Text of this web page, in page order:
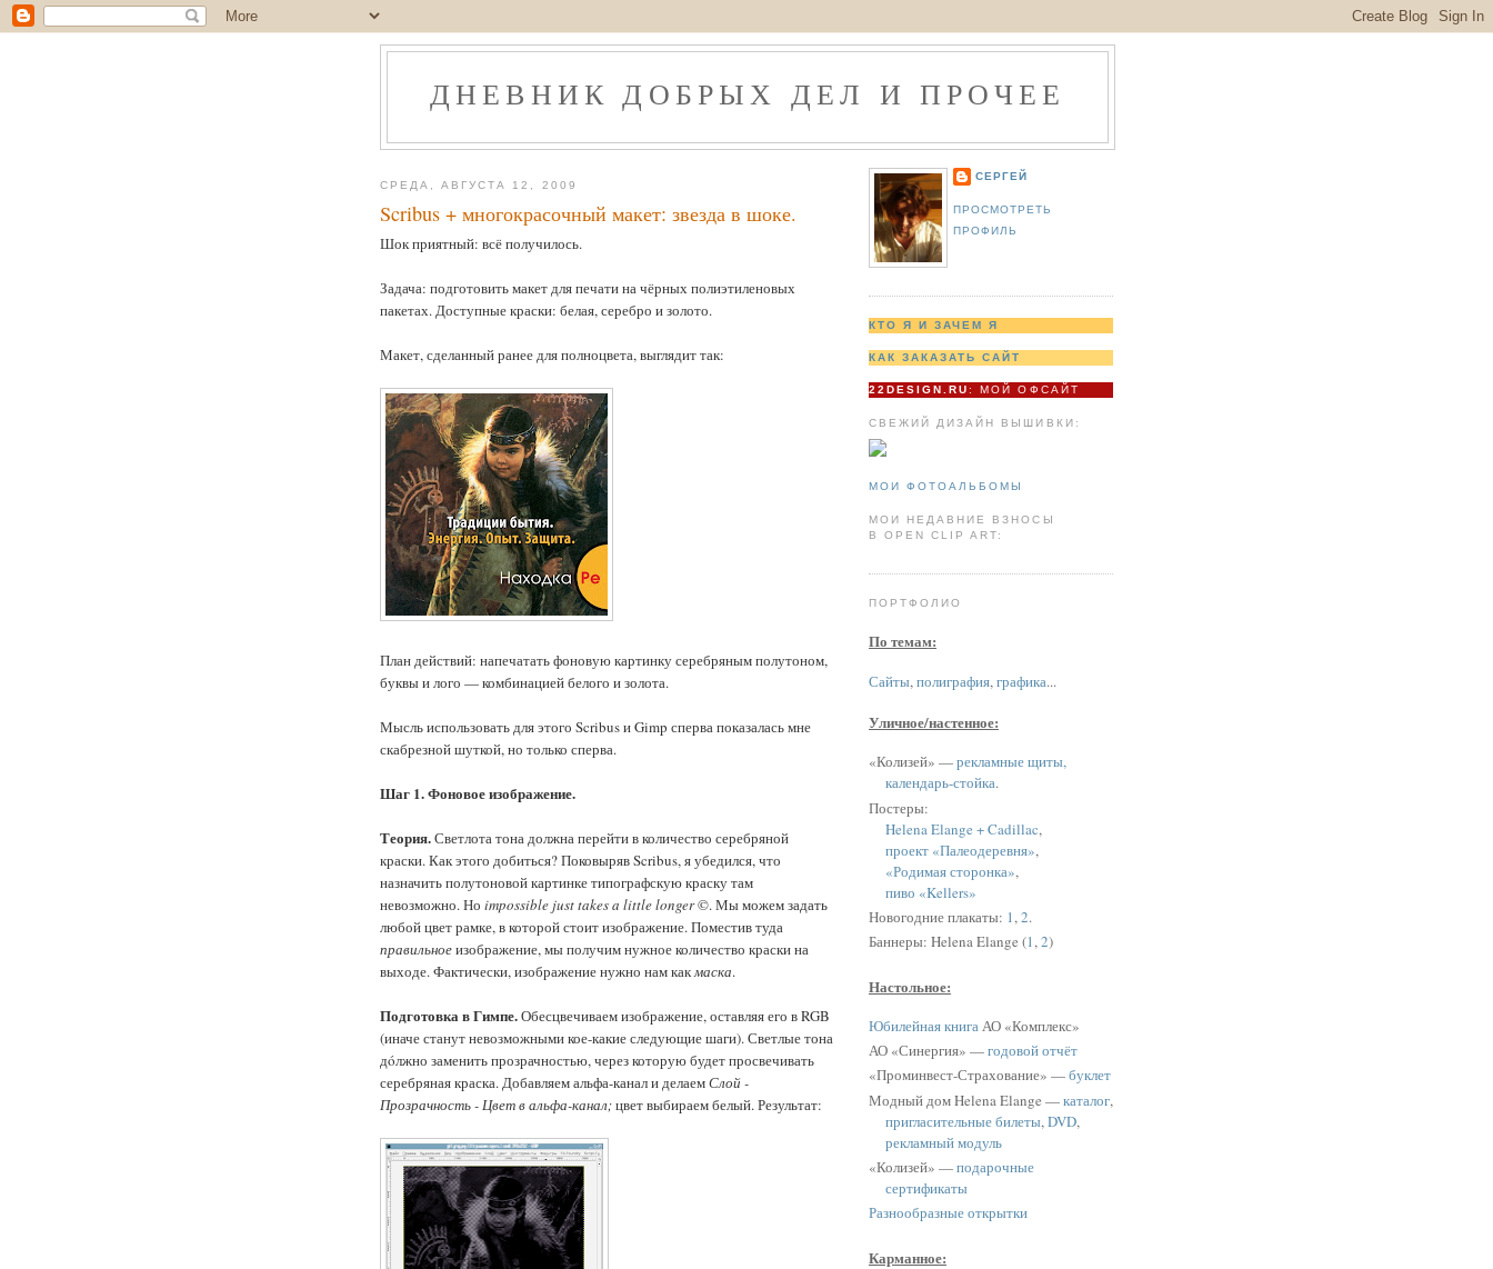
ДНЕВНИК ДОБРЫХ ДЕЛ И ПРОЧЕЕ
СРЕДА, АВГУСТА 12, 2009
Scribus + многокрасочный макет: звезда в шоке.
Шок приятный: всё получилось.
Задача: подготовить макет для печати на чёрных полиэтиленовых
пакетах. Доступные краски: белая, серебро и золото.
Макет, сделанный ранее для полноцвета, выглядит так:
План действий: напечатать фоновую картинку серебряным полутоном,
буквы и лого — комбинацией белого и золота.
Мысль использовать для этого Scribus и Gimp сперва показалась мне
скабрезной шуткой, но только сперва.
Шаг 1. Фоновое изображение.
Теория.Светлота тона должна перейти в количество серебряной
краски. Как этого добиться? Поковыряв Scribus, я убедился, что
назначить полутоновой картинке типографскую краску там
невозможно. Но impossible just takes a little longer©. Мы можем задать
любой цвет рамке, в которой стоит изображение. Поместив туда
правильноеизображение, мы получим нужное количество краски на
выходе. Фактически, изображение нужно нам какмаска.
Подготовка в Гимпе.Обесцвечиваем изображение, оставляя его в RGB
(иначе станут невозможными кое-какие следующие шаги). Светлые тона
дóлжно заменить прозрачностью, через которую будет просвечивать
серебряная краска. Добавляем альфа-канал и делаемСлой -
Прозрачность - Цвет в альфа-канал;цвет выбираем белый. Результат:
СЕРГЕЙ
ПРОСМОТРЕТЬ
ПРОФИЛЬ
КТО Я И ЗАЧЕМ Я
КАК ЗАКАЗАТЬ САЙТ
22DESIGN.RU : МОЙ ОФСАЙТ
СВЕЖИЙ ДИЗАЙН ВЫШИВКИ:
МОИ ФОТОАЛЬБОМЫ
МОИ НЕДАВНИЕ ВЗНОСЫ
В OPEN CLIP ART:
ПОРТФОЛИО
По темам:
Сайты,полиграфия,графика...
Уличное/настенное:
«Колизей» —рекламные щиты,
календарь-стойка.
Постеры:
Helena Elange + Cadillac,
проект «Палеодеревня»,
«Родимая сторонка»,
пиво «Kellers»
Новогодние плакаты: 1,2.
Баннеры: Helena Elange (1,2)
Настольное:
Юбилейная книгаАО «Комплекс»
АО «Синергия» —годовой отчёт
«Проминвест-Страхование» —буклет
Модный дом Helena Elange —каталог,
пригласительные билеты,DVD,
рекламный модуль
«Колизей» —подарочные
сертификаты
Разнообразные открытки
Карманное: